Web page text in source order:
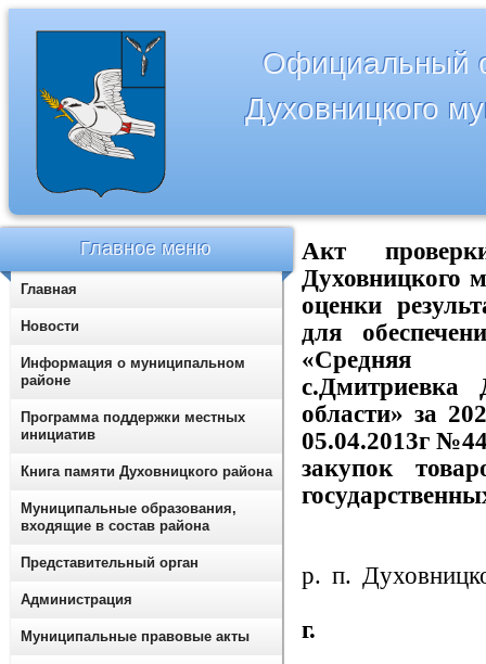
Официальный
Духовницкого
Акт
Духовницкого
оценки
для
«Средняя
с.Дмитриевка
области» за 20
05.04.2013г
закупок
р. п.
г.
Главное меню
Главная
Новости
Информация о муниципальном
районе
Программа поддержки местных
инициатив
Книга памяти Духовницкого района
Муниципальные образования,
входящие в состав района
Представительный орган
Администрация
Муниципальные правовые акты